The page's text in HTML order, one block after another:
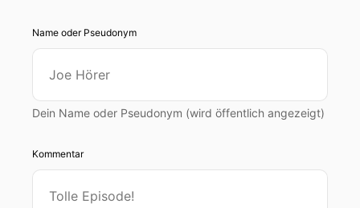
Name oder Pseudonym
Dein Name oder Pseudonym (wird öffentlich angezeigt)
Kommentar